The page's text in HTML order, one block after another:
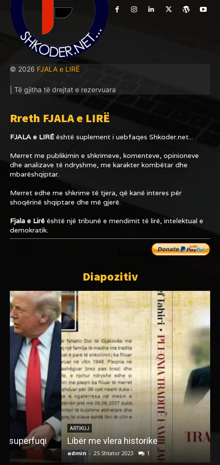
© 2026 FJALA e LIRË
| Të gjitha të drejtat e rezervuara
Rreth FJALA e LIRË
FJALA e LIRËështë suplement i uebfaqes Shkoder.net...
Merret me publikimin e shkrimeve, komenteve, opinioneve
dhe analizave të ndryshme, me karakter kombëtar dhe
mbarëshqiptar.
Merret edhe me shkrime të tjera, që kanë interes për
shoqërinë shqiptare dhe më gjerë.
Fjala e Lirë është një tribunë e mendimit të lirë, intelektual e
demokratik.
Diapozitiv
ARTIKUJ
Libër me vlera historike
25 Shtator 2023 1